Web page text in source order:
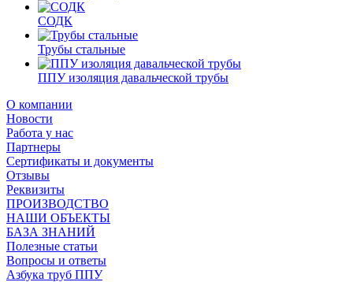
СОДК
Трубы стальные
ППУ изоляция давальческой трубы
О компании
Новости
Работа у нас
Партнеры
Сертификаты и документы
Отзывы
Реквизиты
ПРОИЗВОДСТВО
НАШИ ОБЪЕКТЫ
БАЗА ЗНАНИЙ
Полезные статьи
Вопросы и ответы
Азбука труб ППУ